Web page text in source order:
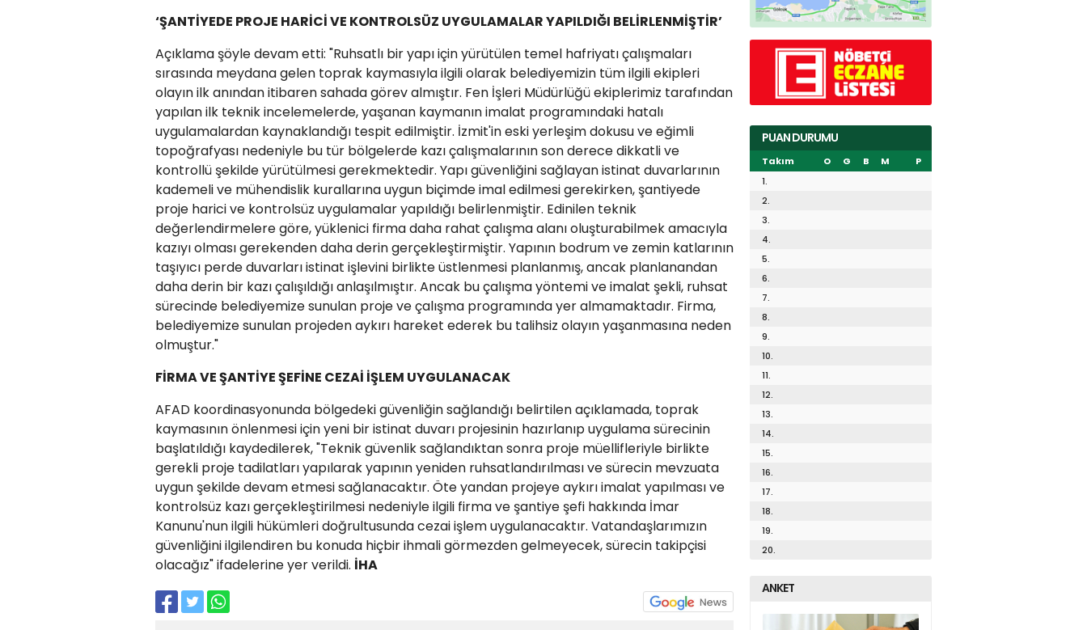
‘ŞANTİYEDE PROJE HARİCİ VE KONTROLSÜZ UYGULAMALAR YAPILDIĞI BELİRLENMİŞTİR’
Açıklama şöyle devam etti: "Ruhsatlı bir yapı için yürütülen temel hafriyatı çalışmaları
sırasında meydana gelen toprak kaymasıyla ilgili olarak belediyemizin tüm ilgili ekipleri
olayın ilk anından itibaren sahada görev almıştır. Fen İşleri Müdürlüğü ekiplerimiz tarafından
yapılan ilk teknik incelemelerde, yaşanan kaymanın imalat programındaki hatalı
uygulamalardan kaynaklandığı tespit edilmiştir. İzmit'in eski yerleşim dokusu ve eğimli
topoğrafyası nedeniyle bu tür bölgelerde kazı çalışmalarının son derece dikkatli ve
kontrollü şekilde yürütülmesi gerekmektedir. Yapı güvenliğini sağlayan istinat duvarlarının
kademeli ve mühendislik kurallarına uygun biçimde imal edilmesi gerekirken, şantiyede
proje harici ve kontrolsüz uygulamalar yapıldığı belirlenmiştir. Edinilen teknik
değerlendirmelere göre, yüklenici firma daha rahat çalışma alanı oluşturabilmek amacıyla
kazıyı olması gerekenden daha derin gerçekleştirmiştir. Yapının bodrum ve zemin katlarının
taşıyıcı perde duvarları istinat işlevini birlikte üstlenmesi planlanmış, ancak planlanandan
daha derin bir kazı çalışıldığı anlaşılmıştır. Ancak bu çalışma yöntemi ve imalat şekli, ruhsat
sürecinde belediyemize sunulan proje ve çalışma programında yer almamaktadır. Firma,
belediyemize sunulan projeden aykırı hareket ederek bu talihsiz olayın yaşanmasına neden
olmuştur."
FİRMA VE ŞANTİYE ŞEFİNE CEZAİ İŞLEM UYGULANACAK
AFAD koordinasyonunda bölgedeki güvenliğin sağlandığı belirtilen açıklamada, toprak
kaymasının önlenmesi için yeni bir istinat duvarı projesinin hazırlanıp uygulama sürecinin
başlatıldığı kaydedilerek, "Teknik güvenlik sağlandıktan sonra proje müellifleriyle birlikte
gerekli proje tadilatları yapılarak yapının yeniden ruhsatlandırılması ve sürecin mevzuata
uygun şekilde devam etmesi sağlanacaktır. Öte yandan projeye aykırı imalat yapılması ve
kontrolsüz kazı gerçekleştirilmesi nedeniyle ilgili firma ve şantiye şefi hakkında İmar
Kanunu'nun ilgili hükümleri doğrultusunda cezai işlem uygulanacaktır. Vatandaşlarımızın
güvenliğini ilgilendiren bu konuda hiçbir ihmali görmezden gelmeyecek, sürecin takipçisi
olacağız" ifadelerine yer verildi. İHA
PUAN DURUMU
Takım O G B M
P
1.
2.
3.
4.
5.
6.
7.
8.
9.
10.
11.
12.
13.
14.
15.
16.
17.
18.
19.
20.
ANKET